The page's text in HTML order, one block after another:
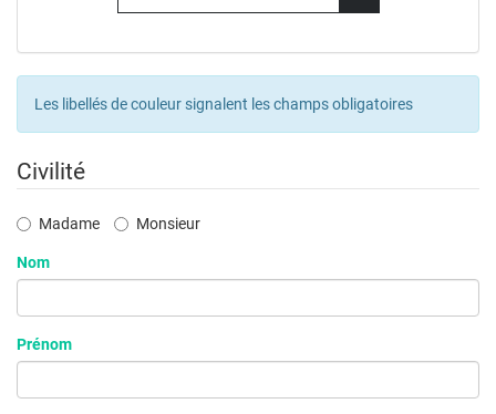
Les libellés de couleur signalent les champs obligatoires
Civilité
CivilitéMadame Monsieur
Nom
Prénom